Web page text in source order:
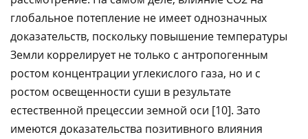
глобальное потепление не имеет однозначных
доказательств, поскольку повышение температуры
Земли коррелирует не только с антропогенным
ростом концентрации углекислого газа, но и с
ростом освещенности суши в результате
естественной прецессии земной оси [10]. Зато
имеются доказательства позитивного влияния